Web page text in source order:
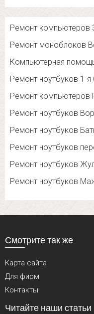
Ремонт компьютеров
Ремонт моноблоков
Компьютерная
Ремонт ноутбуков 1-я
Ремонт компьютеров
Ремонт ноутбуков
Ремонт ноутбуков
Ремонт ноутбуков
Ремонт ноутбуков
Ремонт ноутбуков
Смотрите так же
Карта сайта
Для фирм
Контакты
Читайте наши статьи